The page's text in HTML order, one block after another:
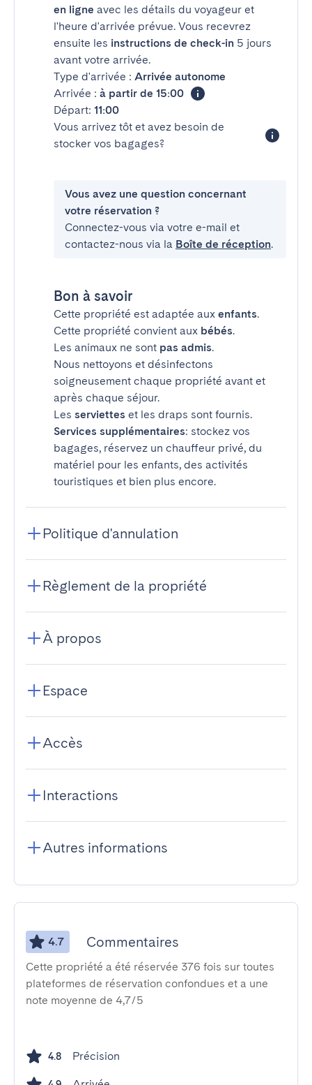
en ligne avec les détails du voyageur et
l'heure d'arrivée prévue. Vous recevrez
ensuite les instructions de check-in 5 jours
avant votre arrivée.
Type d'arrivée : Arrivée autonome
Arrivée : à partir de 15:00
Départ: 11:00
Vous arrivez tôt et avez besoin de
stocker vos bagages?
Vous avez une question concernant
votre réservation ?
Connectez-vous via votre e-mail et
contactez-nous via la Boîte de réception.
Bon à savoir
Cette propriété est adaptée aux enfants.
Cette propriété convient aux bébés.
Les animaux ne sont pas admis.
Nous nettoyons et désinfectons
soigneusement chaque propriété avant et
après chaque séjour.
Les serviettes et les draps sont fournis.
Services supplémentaires: stockez vos
bagages, réservez un chauffeur privé, du
matériel pour les enfants, des activités
touristiques et bien plus encore.
Politique d'annulation
Règlement de la propriété
À propos
Espace
Accès
Interactions
Autres informations
4.7 Commentaires
Cette propriété a été réservée 376 fois sur toutes
plateformes de réservation confondues et a une
note moyenne de 4,7/5
4.8 Précision